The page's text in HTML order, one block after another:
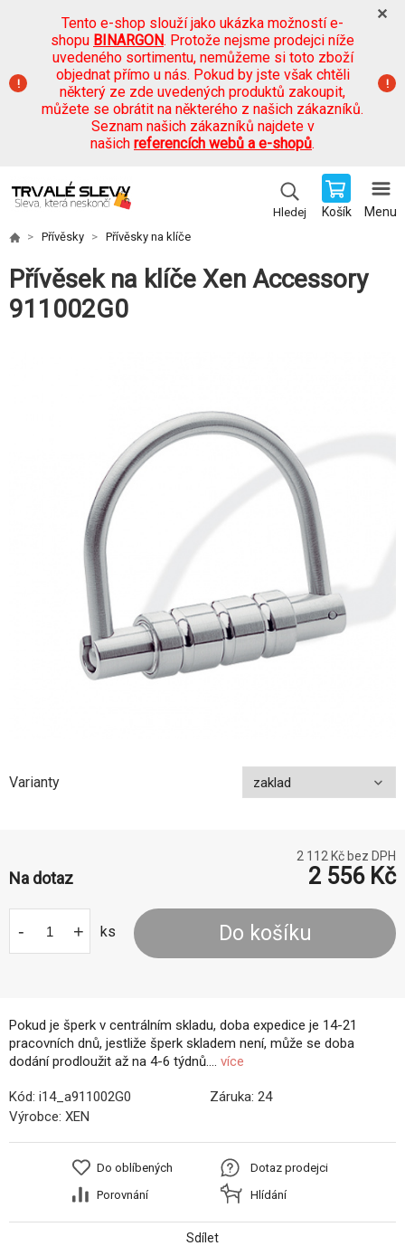
Tento e-shop slouží jako ukázka možností e-
shopu BINARGON. Protože nejsme prodejci níže
uvedeného sortimentu, nemůžeme si toto zboží
objednat přímo u nás. Pokud by jste však chtěli
některý ze zde uvedených produktů zakoupit,
můžete se obrátit na některého z našich zákazníků.
Seznam našich zákazníků najdete v
našich referencích webů a e-shopů.
Hledej Košík Menu
Přívěsky Přívěsky na klíče
Přívěsek na klíče Xen Accessory
911002G0
Pokud je šperk v centrálním skladu, doba expedice je 14-21
pracovních dnů, jestliže šperk skladem není, může se doba
dodání prodloužit až na 4-6 týdnů.... více
Varianty
2 112 Kč bez DPH
Na dotaz 2 556Kč
- + ks Do košíku
Kód: i14_a911002G0 Záruka: 24
Výrobce: XEN
Do oblíbených
Porovnání
Dotaz prodejci
Hlídání
Sdílet